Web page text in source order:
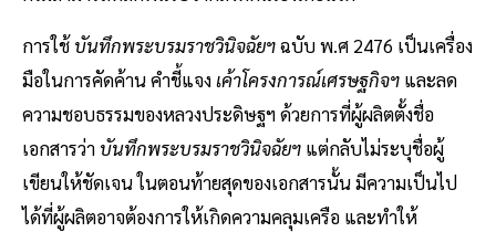
การใช้ บันทึกพระบรมราชวินิจฉัยฯฉบับ พ.ศ 2476 เป็นเครื่อง
มือในการคัดค้าน คำชี้แจงเค้าโครงการณ์เศรษฐกิจฯ และลด
ความชอบธรรมของหลวงประดิษฐฯ ด้วยการที่ผู้ผลิตตั้งชื่อ
เอกสารว่า บันทึกพระบรมราชวินิจฉัยฯ แต่กลับไม่ระบุชื่อผู้
เขียนให้ชัดเจน ในตอนท้ายสุดของเอกสารนั้น มีความเป็นไป
ได้ที่ผู้ผลิตอาจต้องการให้เกิดความคลุมเครือ และทำให้